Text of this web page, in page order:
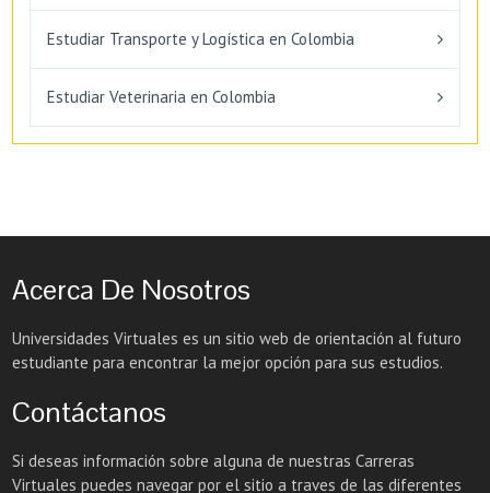
Estudiar Transporte y Logística en Colombia
Estudiar Veterinaria en Colombia
Acerca De Nosotros
Universidades Virtuales es un sitio web de orientación al futuro
estudiante para encontrar la mejor opción para sus estudios.
Contáctanos
Si deseas información sobre alguna de nuestras Carreras
Virtuales puedes navegar por el sitio a traves de las diferentes